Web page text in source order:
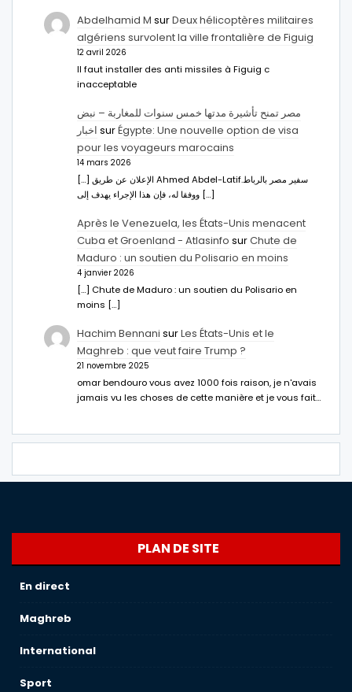
Abdelhamid M surDeux hélicoptères militaires
algériens survolent la ville frontalière de Figuig
12 avril 2026
Il faut installer des anti missiles à Figuig c
inacceptable
مصر تمنح تأشيرة مدتها خمس سنوات للمغاربة – نبض
اخبار surÉgypte: Une nouvelle option de visa
pour les voyageurs marocains
14 mars 2026
[…] الإعلان عن طريق Ahmed Abdel-Latifسفير مصر بالرباط.
ووفقا له، فإن هذا الإجراء يهدف إلى […]
Après le Venezuela, les États-Unis menacent
Cuba et Groenland - Atlasinfo surChute de
Maduro : un soutien du Polisario en moins
4 janvier 2026
[…] Chute de Maduro : un soutien du Polisario en
moins […]
Hachim Bennani surLes États-Unis et le
Maghreb : que veut faire Trump ?
21 novembre 2025
omar bendouro vous avez 1000 fois raison, je n'avais
jamais vu les choses de cette manière et je vous fait…
PLAN DE SITE
En direct
Maghreb
International
Sport